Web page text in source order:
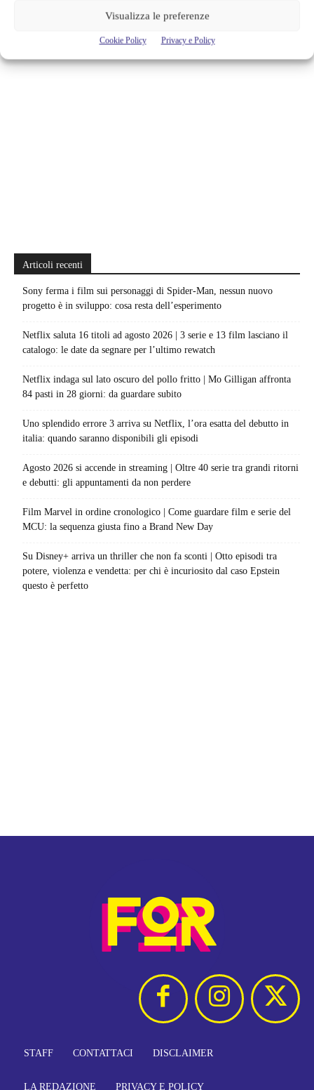
Visualizza le preferenze
Cookie Policy Privacy e Policy
milano via paolo sarpi
Articoli recenti
Sony ferma i film sui personaggi di Spider-Man, nessun nuovo
progetto è in sviluppo: cosa resta dell’esperimento
Netflix saluta 16 titoli ad agosto 2026 | 3 serie e 13 film lasciano il
catalogo: le date da segnare per l’ultimo rewatch
Netflix indaga sul lato oscuro del pollo fritto | Mo Gilligan affronta
84 pasti in 28 giorni: da guardare subito
Uno splendido errore 3 arriva su Netflix, l’ora esatta del debutto in
italia: quando saranno disponibili gli episodi
Agosto 2026 si accende in streaming | Oltre 40 serie tra grandi ritorni
e debutti: gli appuntamenti da non perdere
Film Marvel in ordine cronologico | Come guardare film e serie del
MCU: la sequenza giusta fino a Brand New Day
Su Disney+ arriva un thriller che non fa sconti | Otto episodi tra
potere, violenza e vendetta: per chi è incuriosito dal caso Epstein
questo è perfetto
STAFF CONTATTACI DISCLAIMER
LA REDAZIONE PRIVACY E POLICY